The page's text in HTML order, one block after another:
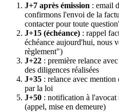
J+7 après émission : email
confirmons l'envoi de la
contacter pour toute
J+15 (échéance) : rappel
échéance aujourd'hui, nous
règlement")
J+22 : première relance
des diligences réalisées
J+35 : relance avec mention
par la loi
J+50 : notification à l'avocat
(appel, mise en demeure)